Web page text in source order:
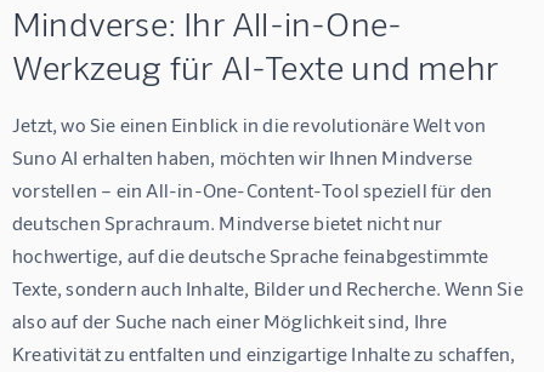
Mindverse: Ihr All-in-One-
Werkzeug für AI-Texte und mehr
Jetzt, wo Sie einen Einblick in die revolutionäre Welt von
Suno AI erhalten haben, möchten wir Ihnen Mindverse
vorstellen – ein All-in-One-Content-Tool speziell für den
deutschen Sprachraum. Mindverse bietet nicht nur
hochwertige, auf die deutsche Sprache feinabgestimmte
Texte, sondern auch Inhalte, Bilder und Recherche. Wenn Sie
also auf der Suche nach einer Möglichkeit sind, Ihre
Kreativität zu entfalten und einzigartige Inhalte zu schaffen,